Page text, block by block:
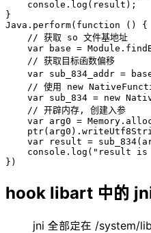
    console.log(result);
}
Java.perform(function () {
    // 获取 so 文件基地址
var base =
    // 获取目标函数偏移
var sub_834_addr =
// 使用 new
var sub_834 = new
    // 开辟内存, 创建入参
var arg0 =
var result =
console.log("result is
})
hook libart 中的
jni 全部定在 /system/